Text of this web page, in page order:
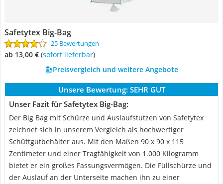
Safetytex Big-Bag
25 Bewertungen
ab 13,00 € ( Sofort lieferbar)
Preisvergleich und weitere Angebote
Unsere Bewertung: SEHR GUT
Unser Fazit für Safetytex Big-Bag:
Der Big Bag mit Schürze und Auslaufstutzen von Safetytex
zeichnet sich in unserem Vergleich als hochwertiger
Schüttgutbehälter aus. Mit den Maßen 90 x 90 x 115
Zentimeter und einer Tragfähigkeit von 1.000 Kilogramm
bietet er ein großes Fassungsvermögen. Die Füllschürze und
der Auslauf an der Unterseite machen ihn zu einer